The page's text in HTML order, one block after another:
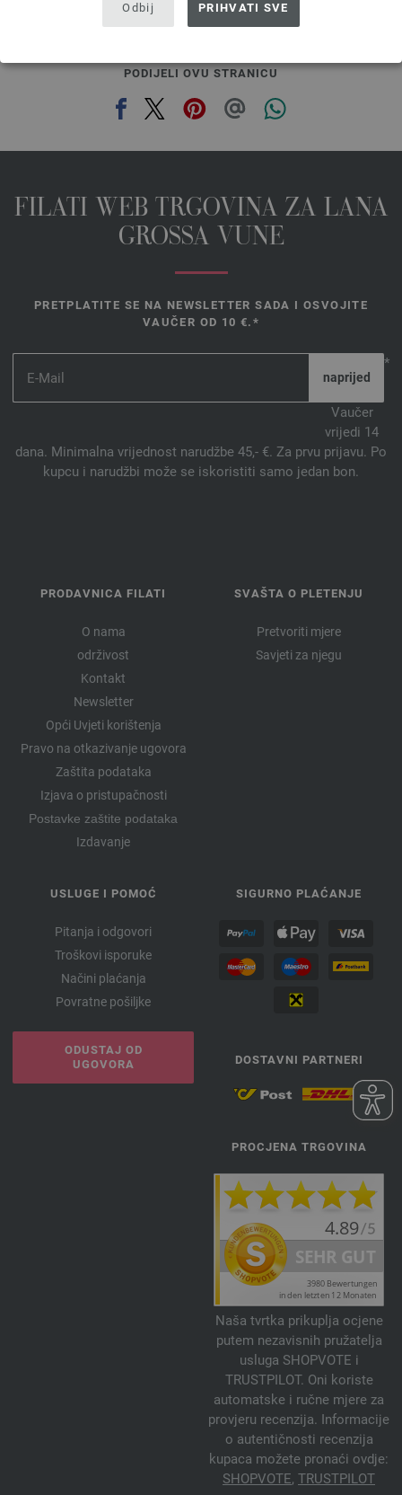
Odbij PRIHVATI SVE
PODIJELI OVU STRANICU
FILATI WEB TRGOVINA ZA LANA
GROSSA VUNE
PRETPLATITE SE NA NEWSLETTER SADA I OSVOJITE
VAUČER OD 10 €.*
*
Vaučer
vrijedi 14
dana. Minimalna vrijednost narudžbe 45,- €. Za prvu prijavu. Po
kupcu i narudžbi može se iskoristiti samo jedan bon.
PRODAVNICA FILATI
O nama
održivost
Kontakt
Newsletter
Opći Uvjeti korištenja
Pravo na otkazivanje ugovora
Zaštita podataka
Izjava o pristupačnosti
Postavke zaštite podataka
Izdavanje
SVAŠTA O PLETENJU
Pretvoriti mjere
Savjeti za njegu
USLUGE I POMOĆ
Pitanja i odgovori
Troškovi isporuke
Načini plaćanja
Povratne pošiljke
ODUSTAJ OD
UGOVORA
SIGURNO PLAĆANJE
DOSTAVNI PARTNERI
PROCJENA TRGOVINA
Naša tvrtka prikuplja ocjene
putem nezavisnih pružatelja
usluga SHOPVOTE i
TRUSTPILOT. Oni koriste
automatske i ručne mjere za
provjeru recenzija. Informacije
o autentičnosti recenzija
kupaca možete pronaći ovdje:
SHOPVOTE, TRUSTPILOT